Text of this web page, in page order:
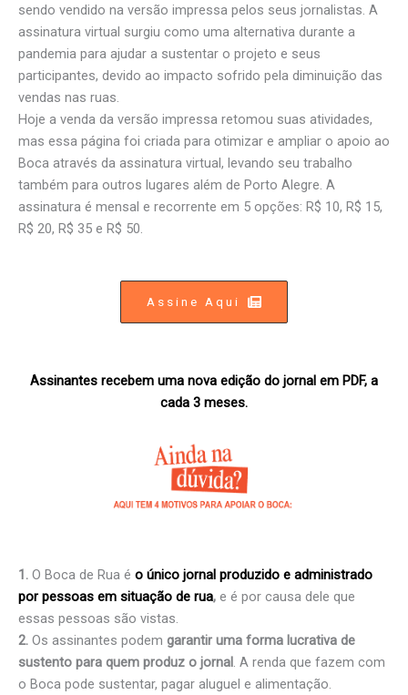
sendo vendido na versão impressa pelos seus jornalistas. A
assinatura virtual surgiu como uma alternativa durante a
pandemia para ajudar a sustentar o projeto e seus
participantes, devido ao impacto sofrido pela diminuição das
vendas nas ruas.
Hoje a venda da versão impressa retomou suas atividades,
mas essa página foi criada para otimizar e ampliar o apoio ao
Boca através da assinatura virtual, levando seu trabalho
também para outros lugares além de Porto Alegre. A
assinatura é mensal e recorrente em 5 opções: R$ 10, R$ 15,
R$ 20, R$ 35 e R$ 50.
Assine Aqui
Assinantes recebem uma nova edição do jornal em PDF, a
cada 3 meses.
1. O Boca de Rua é o único jornal produzido e administrado
por pessoas em situação de rua, e é por causa dele que
essas pessoas são vistas.
2. Os assinantes podem garantir uma forma lucrativa de
sustento para quem produz o jornal. A renda que fazem com
o Boca pode sustentar, pagar aluguel e alimentação.